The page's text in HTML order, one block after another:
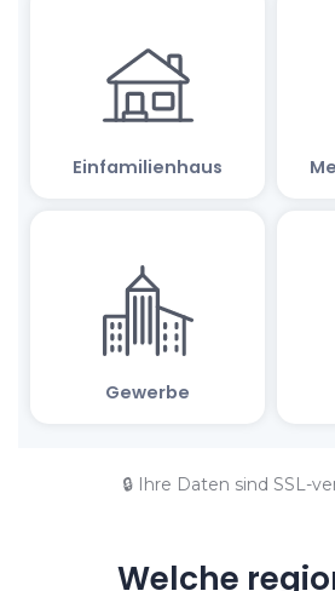
🔒 Ihre Daten sind SSL-
Welche